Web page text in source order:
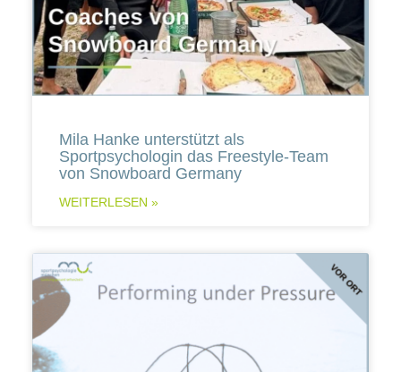
Mila Hanke unterstützt als
Sportpsychologin das Freestyle-Team
von Snowboard Germany
WEITERLESEN »